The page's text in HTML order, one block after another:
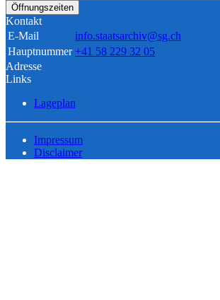
Öffnungszeiten
Kontakt
E-Mail
info.staatsarchiv@sg.ch
Hauptnummer +41 58 229 32 05
Adresse
Links
Lageplan
Impressum
Disclaimer